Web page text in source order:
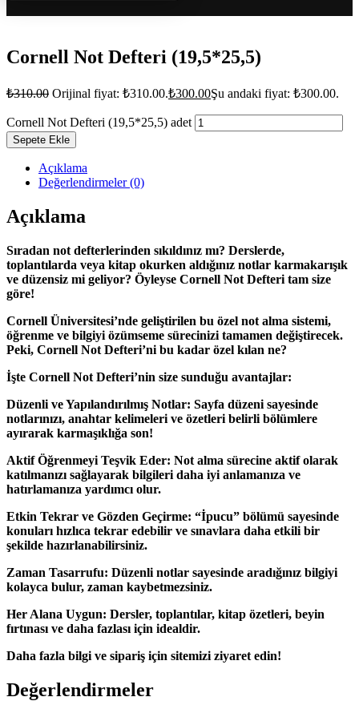
Cornell Not Defteri (19,5*25,5)
₺310.00 Orijinal fiyat: ₺310.00.₺300.00Şu andaki fiyat: ₺300.00.
Cornell Not Defteri (19,5*25,5) adet
Sepete Ekle
Açıklama
Değerlendirmeler (0)
Açıklama
Sıradan not defterlerinden sıkıldınız mı? Derslerde,
toplantılarda veya kitap okurken aldığınız notlar karmakarışık
ve düzensiz mi geliyor? Öyleyse Cornell Not Defteri tam size
göre!
Cornell Üniversitesi’nde geliştirilen bu özel not alma sistemi,
öğrenme ve bilgiyi özümseme sürecinizi tamamen değiştirecek.
Peki, Cornell Not Defteri’ni bu kadar özel kılan ne?
İşte Cornell Not Defteri’nin size sunduğu avantajlar:
Düzenli ve Yapılandırılmış Notlar: Sayfa düzeni sayesinde
notlarınızı, anahtar kelimeleri ve özetleri belirli bölümlere
ayırarak karmaşıklığa son!
Aktif Öğrenmeyi Teşvik Eder: Not alma sürecine aktif olarak
katılmanızı sağlayarak bilgileri daha iyi anlamanıza ve
hatırlamanıza yardımcı olur.
Etkin Tekrar ve Gözden Geçirme: “İpucu” bölümü sayesinde
konuları hızlıca tekrar edebilir ve sınavlara daha etkili bir
şekilde hazırlanabilirsiniz.
Zaman Tasarrufu: Düzenli notlar sayesinde aradığınız bilgiyi
kolayca bulur, zaman kaybetmezsiniz.
Her Alana Uygun: Dersler, toplantılar, kitap özetleri, beyin
fırtınası ve daha fazlası için idealdir.
Daha fazla bilgi ve sipariş için sitemizi ziyaret edin!
Değerlendirmeler